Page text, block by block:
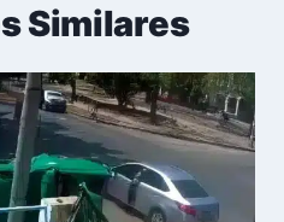
Similares